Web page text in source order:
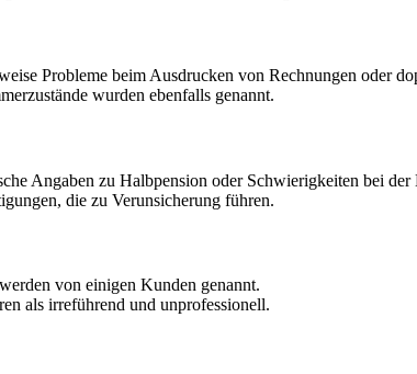
Probleme beim Ausdrucken von Rechnungen oder
wurden ebenfalls genannt.
Angaben zu Halbpension oder Schwierigkeiten bei der
die zu Verunsicherung führen.
von einigen Kunden genannt.
als irreführend und unprofessionell.